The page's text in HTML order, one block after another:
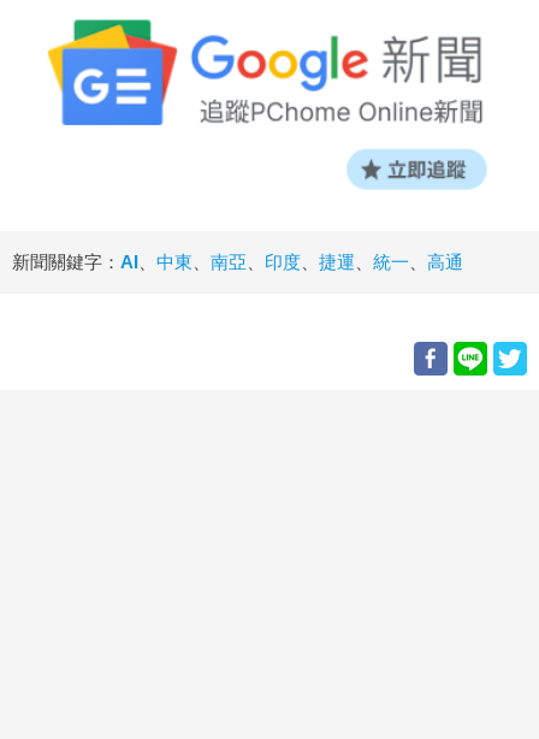
新聞關鍵字： AI 中東 南亞 印度 捷運 統一 高通